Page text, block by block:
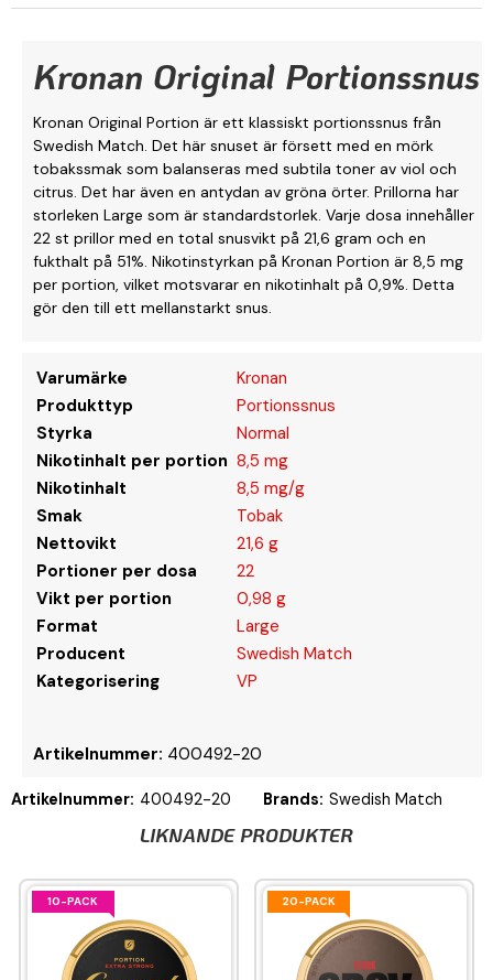
Kronan Original Portionssnus
Kronan Original Portion är ett klassiskt portionssnus från
Swedish Match. Det här snuset är försett med en mörk
tobakssmak som balanseras med subtila toner av viol och
citrus. Det har även en antydan av gröna örter. Prillorna har
storleken Large som är standardstorlek. Varje dosa innehåller
22 st prillor med en total snusvikt på 21,6 gram och en
fukthalt på 51%. Nikotinstyrkan på Kronan Portion är 8,5 mg
per portion, vilket motsvarar en nikotinhalt på 0,9%. Detta
gör den till ett mellanstarkt snus.
Varumärke
Kronan
Produkttyp
Portionssnus
Styrka
Normal
Nikotinhalt per portion 8,5 mg
Nikotinhalt
8,5 mg/g
Smak
Tobak
Nettovikt
21,6 g
Portioner per dosa
22
Vikt per portion
0,98 g
Format
Large
Producent
Swedish Match
Kategorisering
VP
Artikelnummer: 400492-20
Artikelnummer: 400492-20 Brands: Swedish Match
LIKNANDE PRODUKTER
10-PACK 20-PACK